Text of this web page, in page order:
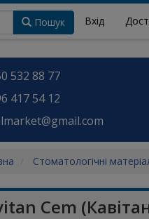
Вхід
Пошук
532 88 77
417 54 12
Стоматологічні
Cem